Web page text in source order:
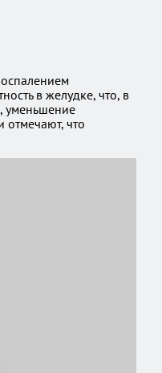
в желудке, что, в
уменьшение
отмечают, что